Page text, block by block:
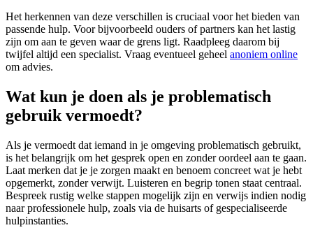
Het herkennen van deze verschillen is cruciaal voor het bieden van
passende hulp. Voor bijvoorbeeld ouders of partners kan het lastig
zijn om aan te geven waar de grens ligt. Raadpleeg daarom bij
twijfel altijd een specialist. Vraag eventueel geheel anoniem online
om advies.
Wat kun je doen als je problematisch
gebruik vermoedt?
Als je vermoedt dat iemand in je omgeving problematisch gebruikt,
is het belangrijk om het gesprek open en zonder oordeel aan te gaan.
Laat merken dat je je zorgen maakt en benoem concreet wat je hebt
opgemerkt, zonder verwijt. Luisteren en begrip tonen staat centraal.
Bespreek rustig welke stappen mogelijk zijn en verwijs indien nodig
naar professionele hulp, zoals via de huisarts of gespecialiseerde
hulpinstanties.